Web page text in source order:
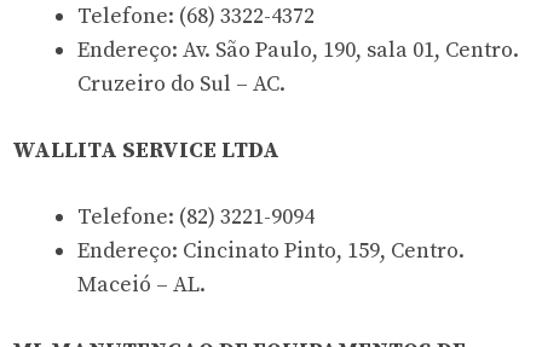
Telefone: (68) 3322-4372
Endereço: Av. São Paulo, 190, sala 01, Centro.
Cruzeiro do Sul – AC.
WALLITA SERVICE LTDA
Telefone: (82) 3221-9094
Endereço: Cincinato Pinto, 159, Centro.
Maceió – AL.